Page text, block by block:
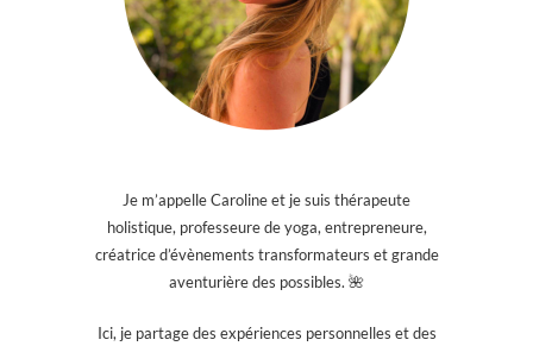
Je m’appelle Caroline et je suis thérapeute
holistique, professeure de yoga, entrepreneure,
créatrice d’évènements transformateurs et grande
aventurière des possibles. 🌺
Ici, je partage des expériences personnelles et des